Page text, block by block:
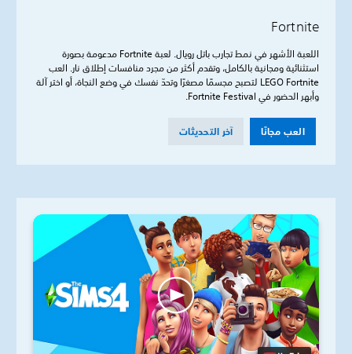
Fortnite
اللعبة الأشهر في نمط تجارب باتل رويال. لعبة Fortnite مدعومة بصورة
استثنائية ومجانية بالكامل، وتقدم أكثر من مجرد منافسات إطلاق نار. العب
LEGO Fortnite لتصبح مجسمًا مصغرًا وتحدّ نفسك في وضع النجاة، أو اختر آلة
وأبهر الحضور في Fortnite Festival.
العب مجانًا آخر التحديثات